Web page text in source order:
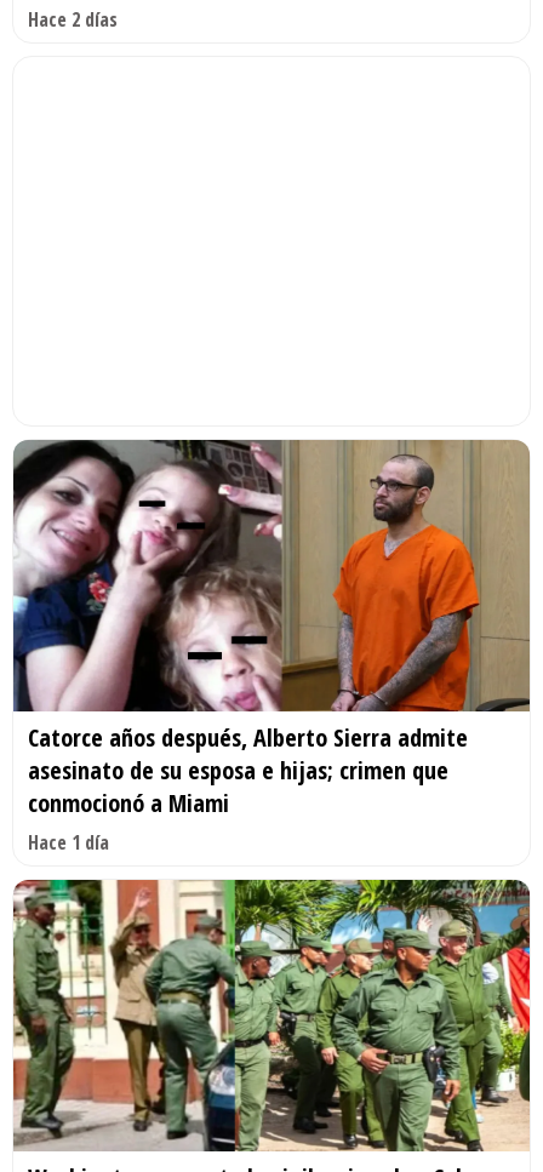
Hace 2 días
Catorce años después, Alberto Sierra admite
asesinato de su esposa e hijas; crimen que
conmocionó a Miami
Hace 1 día